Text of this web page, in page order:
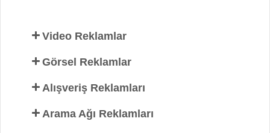
Video Reklamlar
Görsel Reklamlar
Alışveriş Reklamları
Arama Ağı Reklamları